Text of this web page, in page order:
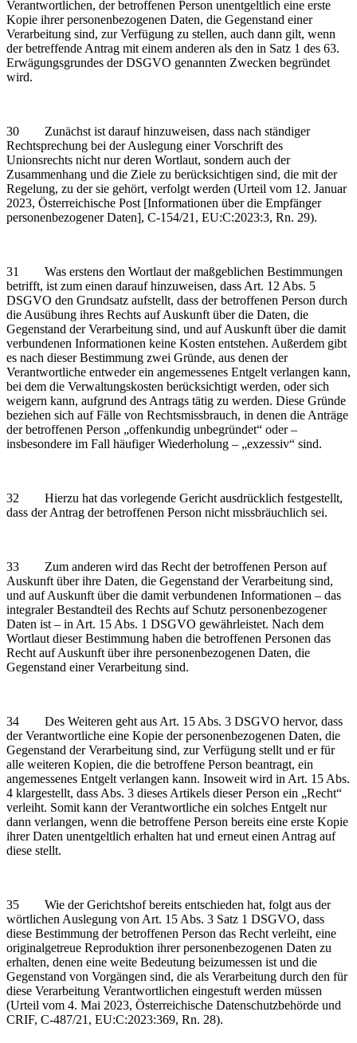
Verantwortlichen, der betroffenen Person unentgeltlich eine erste
Kopie ihrer personenbezogenen Daten, die Gegenstand einer
Verarbeitung sind, zur Verfügung zu stellen, auch dann gilt, wenn
der betreffende Antrag mit einem anderen als den in Satz 1 des 63.
Erwägungsgrundes der DSGVO genannten Zwecken begründet
wird.
30 Zunächst ist darauf hinzuweisen, dass nach ständiger
Rechtsprechung bei der Auslegung einer Vorschrift des
Unionsrechts nicht nur deren Wortlaut, sondern auch der
Zusammenhang und die Ziele zu berücksichtigen sind, die mit der
Regelung, zu der sie gehört, verfolgt werden (Urteil vom 12. Januar
2023, Österreichische Post [Informationen über die Empfänger
personenbezogener Daten], C‑154/21, EU:C:2023:3, Rn. 29).
31 Was erstens den Wortlaut der maßgeblichen Bestimmungen
betrifft, ist zum einen darauf hinzuweisen, dass Art. 12 Abs. 5
DSGVO den Grundsatz aufstellt, dass der betroffenen Person durch
die Ausübung ihres Rechts auf Auskunft über die Daten, die
Gegenstand der Verarbeitung sind, und auf Auskunft über die damit
verbundenen Informationen keine Kosten entstehen. Außerdem gibt
es nach dieser Bestimmung zwei Gründe, aus denen der
Verantwortliche entweder ein angemessenes Entgelt verlangen kann,
bei dem die Verwaltungskosten berücksichtigt werden, oder sich
weigern kann, aufgrund des Antrags tätig zu werden. Diese Gründe
beziehen sich auf Fälle von Rechtsmissbrauch, in denen die Anträge
der betroffenen Person „offenkundig unbegründet“ oder –
insbesondere im Fall häufiger Wiederholung – „exzessiv“ sind.
32 Hierzu hat das vorlegende Gericht ausdrücklich festgestellt,
dass der Antrag der betroffenen Person nicht missbräuchlich sei.
33 Zum anderen wird das Recht der betroffenen Person auf
Auskunft über ihre Daten, die Gegenstand der Verarbeitung sind,
und auf Auskunft über die damit verbundenen Informationen – das
integraler Bestandteil des Rechts auf Schutz personenbezogener
Daten ist – in Art. 15 Abs. 1 DSGVO gewährleistet. Nach dem
Wortlaut dieser Bestimmung haben die betroffenen Personen das
Recht auf Auskunft über ihre personenbezogenen Daten, die
Gegenstand einer Verarbeitung sind.
34 Des Weiteren geht aus Art. 15 Abs. 3 DSGVO hervor, dass
der Verantwortliche eine Kopie der personenbezogenen Daten, die
Gegenstand der Verarbeitung sind, zur Verfügung stellt und er für
alle weiteren Kopien, die die betroffene Person beantragt, ein
angemessenes Entgelt verlangen kann. Insoweit wird in Art. 15 Abs.
4 klargestellt, dass Abs. 3 dieses Artikels dieser Person ein „Recht“
verleiht. Somit kann der Verantwortliche ein solches Entgelt nur
dann verlangen, wenn die betroffene Person bereits eine erste Kopie
ihrer Daten unentgeltlich erhalten hat und erneut einen Antrag auf
diese stellt.
35 Wie der Gerichtshof bereits entschieden hat, folgt aus der
wörtlichen Auslegung von Art. 15 Abs. 3 Satz 1 DSGVO, dass
diese Bestimmung der betroffenen Person das Recht verleiht, eine
originalgetreue Reproduktion ihrer personenbezogenen Daten zu
erhalten, denen eine weite Bedeutung beizumessen ist und die
Gegenstand von Vorgängen sind, die als Verarbeitung durch den für
diese Verarbeitung Verantwortlichen eingestuft werden müssen
(Urteil vom 4. Mai 2023, Österreichische Datenschutzbehörde und
CRIF, C‑487/21, EU:C:2023:369, Rn. 28).